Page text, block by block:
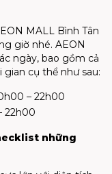
MALL Bình Tân
giờ nhé. AEON
ngày, bao gồm cả
cụ thể như sau:
– 22h00
22h00
những